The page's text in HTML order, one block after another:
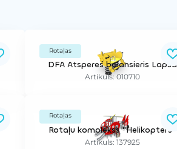
Rotaļas
DFA Atsperes balansieris Lapsa
Artikuls: 010710
Rotaļas
Rotaļu komplekss "Helikopters"
Artikuls: 137925